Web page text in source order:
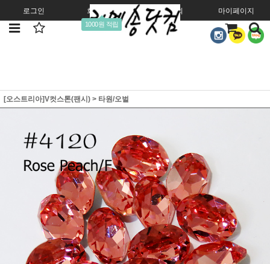
로그인 회원가입
1000원 적립
주문조회 마이페이지
[오스트리아]V컷스톤(팬시) > 타원/오벌